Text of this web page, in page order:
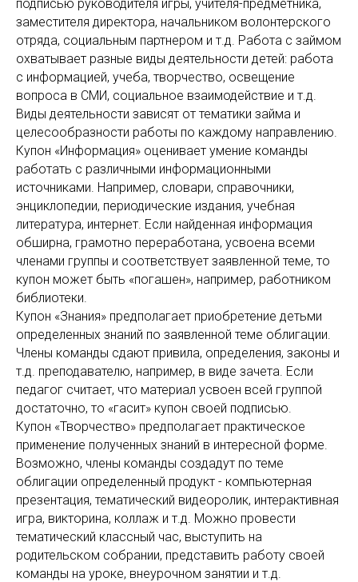
подписью руководителя игры, учителя-предметника,
заместителя директора, начальником волонтерского
отряда, социальным партнером и т.д. Работа с займом
охватывает разные виды деятельности детей: работа
с информацией, учеба, творчество, освещение
вопроса в СМИ, социальное взаимодействие и т.д.
Виды деятельности зависят от тематики займа и
целесообразности работы по каждому направлению.
Купон «Информация» оценивает умение команды
работать с различными информационными
источниками. Например, словари, справочники,
энциклопедии, периодические издания, учебная
литература, интернет. Если найденная информация
обширна, грамотно переработана, усвоена всеми
членами группы и соответствует заявленной теме, то
купон может быть «погашен», например, работником
библиотеки.
Купон «Знания» предполагает приобретение детьми
определенных знаний по заявленной теме облигации.
Члены команды сдают привила, определения, законы и
т.д. преподавателю, например, в виде зачета. Если
педагог считает, что материал усвоен всей группой
достаточно, то «гасит» купон своей подписью.
Купон «Творчество» предполагает практическое
применение полученных знаний в интересной форме.
Возможно, члены команды создадут по теме
облигации определенный продукт - компьютерная
презентация, тематический видеоролик, интерактивная
игра, викторина, коллаж и т.д. Можно провести
тематический классный час, выступить на
родительском собрании, представить работу своей
команды на уроке, внеурочном занятии и т.д.